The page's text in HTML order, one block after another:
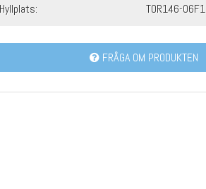
Hyllplats:
TOR146-06F1
FRÅGA OM PRODUKTEN